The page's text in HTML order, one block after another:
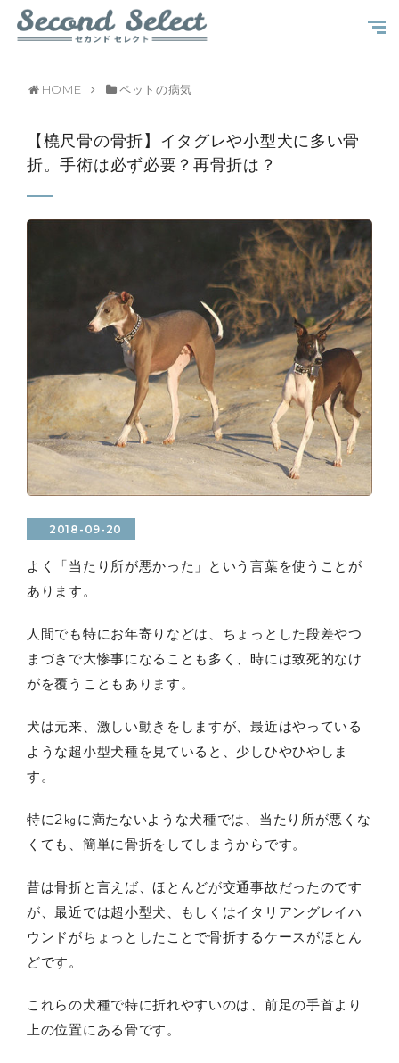
HOME ペットの病気
【橈尺骨の骨折】イタグレや小型犬に多い骨
折。手術は必ず必要？再骨折は？
2018-09-20
よく「当たり所が悪かった」という言葉を使うことが
あります。
人間でも特にお年寄りなどは、ちょっとした段差やつ
まづきで大惨事になることも多く、時には致死的なけ
がを覆うこともあります。
犬は元来、激しい動きをしますが、最近はやっている
ような超小型犬種を見ていると、少しひやひやしま
す。
特に2㎏に満たないような犬種では、当たり所が悪くな
くても、簡単に骨折をしてしまうからです。
昔は骨折と言えば、ほとんどが交通事故だったのです
が、最近では超小型犬、もしくはイタリアングレイハ
ウンドがちょっとしたことで骨折するケースがほとん
どです。
これらの犬種で特に折れやすいのは、前足の手首より
上の位置にある骨です。